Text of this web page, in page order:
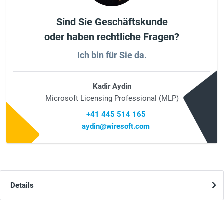
Sind Sie Geschäftskunde
oder haben rechtliche Fragen?
Ich bin für Sie da.
Kadir Aydin
Microsoft Licensing Professional (MLP)
+41 445 514 165
aydin@wiresoft.com
Details